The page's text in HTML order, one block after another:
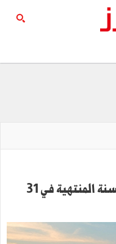
مجموعة QNB : البيانات المالية للسنة المنتهية في 31